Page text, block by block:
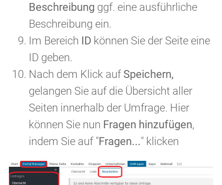
Beschreibung ggf. eine ausführliche
Beschreibung ein.
Im Bereich ID können Sie der Seite eine
ID geben.
Nach dem Klick auf Speichern,
gelangen Sie auf die Übersicht aller
Seiten innerhalb der Umfrage. Hier
können Sie nun Fragen hinzufügen,
indem Sie auf "Fragen..." klicken